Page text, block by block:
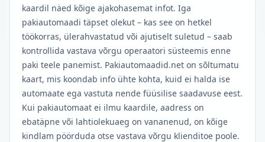
kaardil näed kõige ajakohasemat infot. Iga
pakiautomaadi täpset olekut – kas see on hetkel
töökorras, ülerahvastatud või ajutiselt suletud – saab
kontrollida vastava võrgu operaatori süsteemis enne
paki teele panemist. Pakiautomaadid.net on sõltumatu
kaart, mis koondab info ühte kohta, kuid ei halda ise
automaate ega vastuta nende füüsilise saadavuse eest.
Kui pakiautomaat ei ilmu kaardile, aadress on
ebatäpne või lahtiolekuaeg on vananenud, on kõige
kindlam pöörduda otse vastava võrgu klienditoe poole.